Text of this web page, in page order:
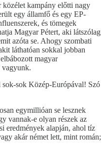
közélet kampány előtti nagy
egy államfő és egy EP-
és tömegek
Magyar Pétert, aki látszólag
azóta se. Ahogy szombati
láthatóan sokkal jobban
magyar
vagyunk.
sok-sok Közép-Európával! Szó
egymillióan se lesznek
vannak-e olyan részek az
eredmények alapján, ahol tíz
akár német lett, mint román;